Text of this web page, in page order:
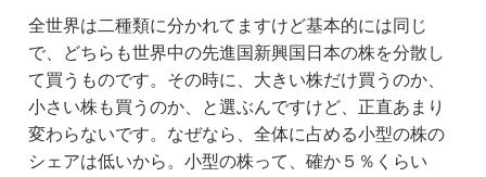
全世界は二種類に分かれてますけど基本的には同じ
で、どちらも世界中の先進国新興国日本の株を分散し
て買うものです。その時に、大きい株だけ買うのか、
小さい株も買うのか、と選ぶんですけど、正直あまり
変わらないです。なぜなら、全体に占める小型の株の
シェアは低いから。小型の株って、確か５％くらい